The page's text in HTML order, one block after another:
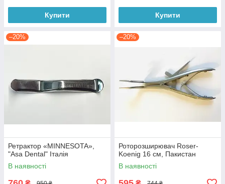
Купити Купити
–20%
Ретрактор «MINNESOTA»,
"Asa Dental" Італія
В наявності
–20%
Роторозширювач Roser-
Koenig 16 см, Пакистан
В наявності